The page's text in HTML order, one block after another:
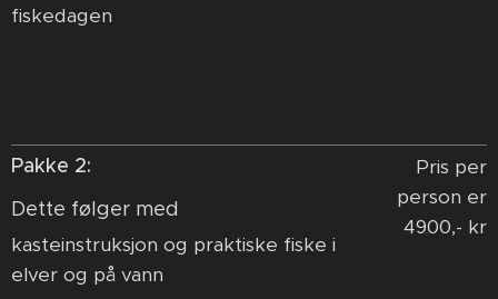
fiskedagen
Pakke 2:
Dette følger med
kasteinstruksjon og praktiske fiske i
elver og på vann
Pris per
person er
4900,- kr